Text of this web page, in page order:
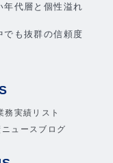
年代層と個性溢れ
でも抜群の信頼度
務実績リスト
ュースブログ